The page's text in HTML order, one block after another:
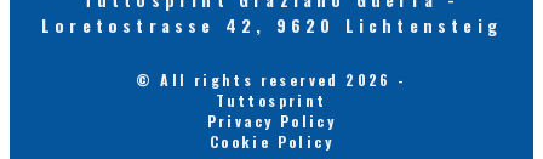
Loretostrasse 42, 9620 Lichtensteig
© All rights reserved 2026 -
Tuttosprint
Privacy Policy
Cookie Policy